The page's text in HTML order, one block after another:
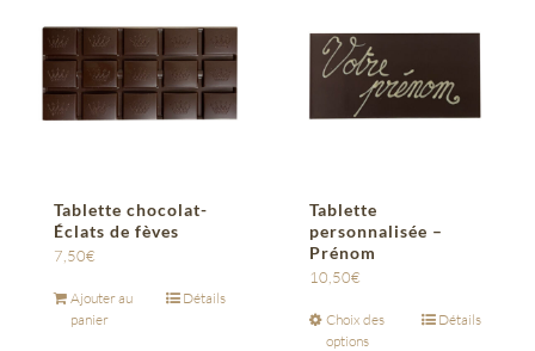
Tablette chocolat-
Éclats de fèves
7,50€
Ajouter au
panier
Détails
Tablette
personnalisée –
Prénom
10,50€
Choix des
options
Détails